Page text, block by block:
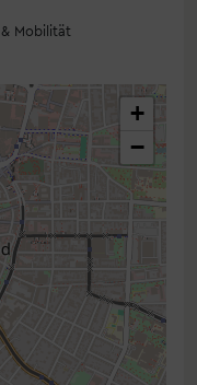
Mobilität
+
−